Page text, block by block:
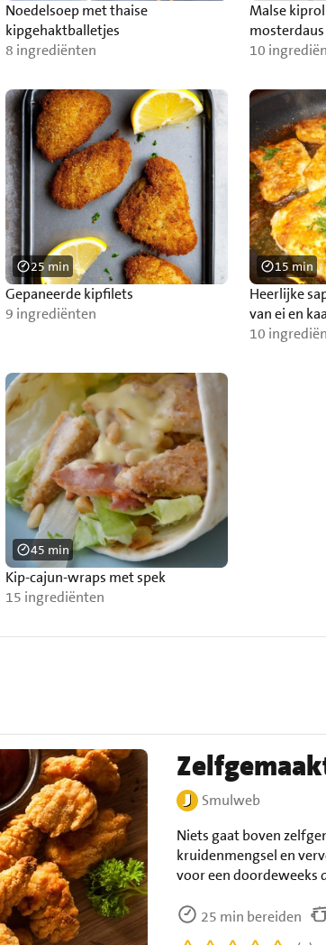
Noedelsoep met thaise
kipgehaktballetjes
8 ingrediënten
Malse
10
Gepaneerde kipfilets
9 ingrediënten
25 min
Heerlijke
van ei en
10
15 min
Kip-cajun-wraps met spek
15 ingrediënten
45 min
Smulweb
Niets gaat boven
kruidenmengsel en
voor een doordeweeks
25 min bereiden